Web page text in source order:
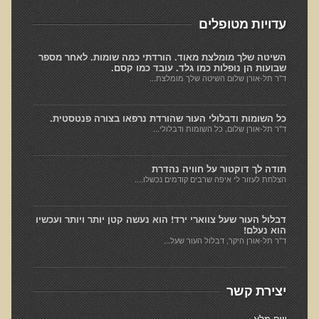
חקר יוחסין חוצה דורות MTTG
דיטוקסיפיקציה של הנפש EMDR
EMDR BSP MTTG
הארגון הישראלי לרפואת שיניים פונקציונאלית
תסמונת הנוירון הוקסי
מחקרים וספרות מדעית
רפואת שיניים ללא כספית ואמלגם
גולשים ממליצים
צור קשר
הסמכה
סדנאות מעמיקות להסמכה
טיהור רעלים
שאלות ותשובות מסדנת טיהור רעלים
עדויות מטופלים
השיטה שלך מומלצת מאוד. הורדתי כמה שומות. לאחר מספר
שבועות הן נופלות כמו גלד. עובד כמו קסם.
ד"ר תל-אורן שלום השיטה שלך מומלצת...
כל השומות ודבלולי העור שהורדת נרפאו בצורה פנטסטית.
ד"ר תל-אורן שלום, כל השומות ודבלולי...
תודה לך דוקטור על חוויה נהדרת
הצלחת לעזור לי איפה שרבים קודמים נכשלו....
דבלול העור שעל צווארי ירד! הוא נעשה קטן יותר ויותר ועכשיו
הוא נעלם!
ד"ר תל-אורן היקר, דבלול העור שעל...
יצירת קשר